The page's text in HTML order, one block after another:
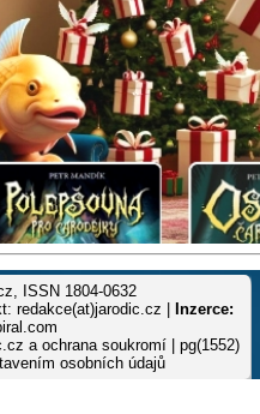
ISSN 1804-0632
redakce(at)jarodic.cz |
Inzerce:
a ochrana soukromí | pg(1552)
osobních údajů